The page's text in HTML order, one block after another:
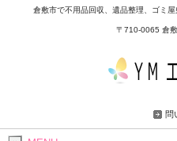
倉敷市で不用品回収、遺品整理、ゴミ
〒710-0065 倉
問